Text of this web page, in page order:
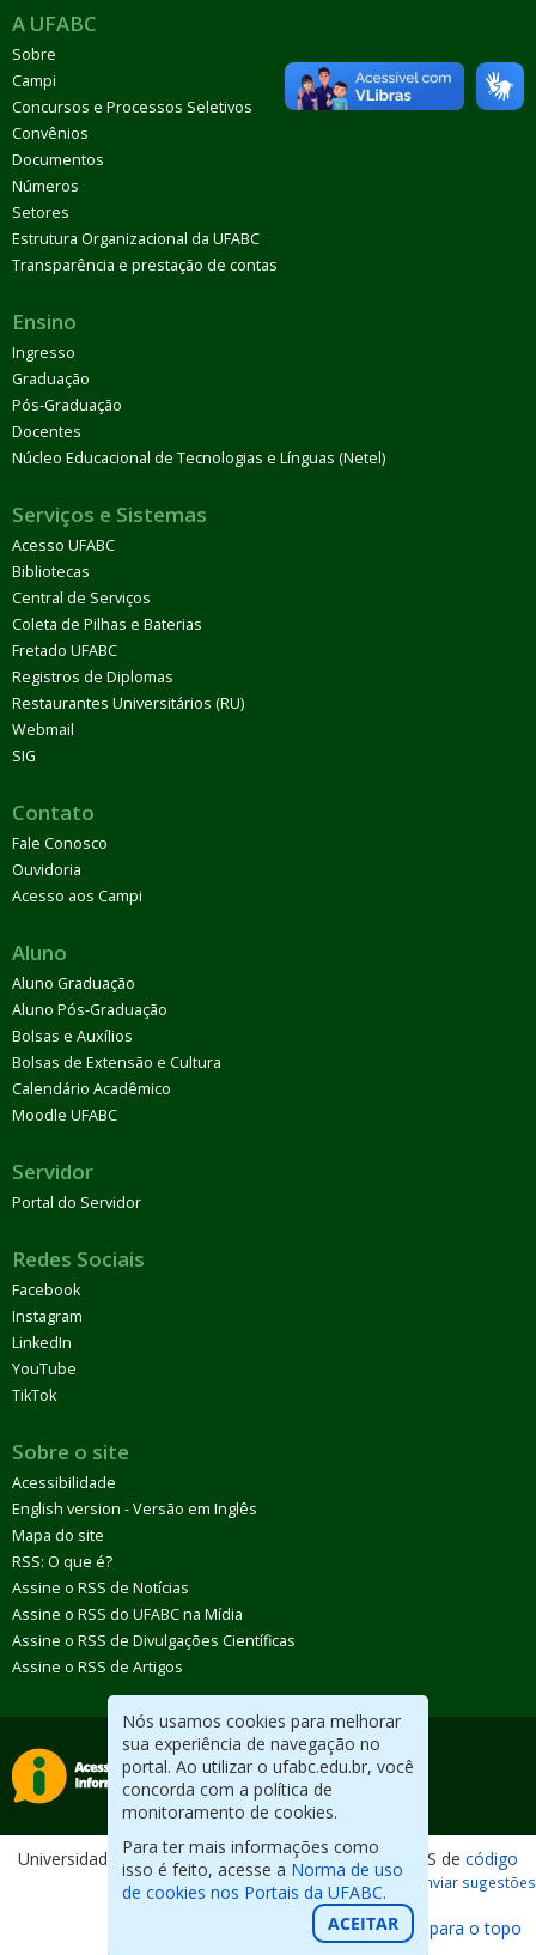
Nós usamos cookies para melhorar
sua experiência de navegação no
portal. Ao utilizar o ufabc.edu.br, você
concorda com a política de
monitoramento de cookies.
Para ter mais informações como
isso é feito, acesse a Norma de uso
de cookies nos Portais da UFABC.
ACEITAR
A UFABC
Sobre
Campi
Concursos e Processos Seletivos
Convênios
Documentos
Números
Setores
Estrutura Organizacional da UFABC
Transparência e prestação de contas
Ensino
Ingresso
Graduação
Pós-Graduação
Docentes
Núcleo Educacional de Tecnologias e Línguas (Netel)
Serviços e Sistemas
Acesso UFABC
Bibliotecas
Central de Serviços
Coleta de Pilhas e Baterias
Fretado UFABC
Registros de Diplomas
Restaurantes Universitários (RU)
Webmail
SIG
Contato
Fale Conosco
Ouvidoria
Acesso aos Campi
Aluno
Aluno Graduação
Aluno Pós-Graduação
Bolsas e Auxílios
Bolsas de Extensão e Cultura
Calendário Acadêmico
Moodle UFABC
Servidor
Portal do Servidor
Redes Sociais
Facebook
Instagram
LinkedIn
YouTube
TikTok
Sobre o site
Acessibilidade
English version - Versão em Inglês
Mapa do site
RSS: O que é?
Assine o RSS de Notícias
Assine o RSS do UFABC na Mídia
Assine o RSS de Divulgações Científicas
Assine o RSS de Artigos
Universidade Federal do ABC. Desenvolvido com CMS de código
aberto. Reportar erros / Enviar sugestões
Voltar para o topo